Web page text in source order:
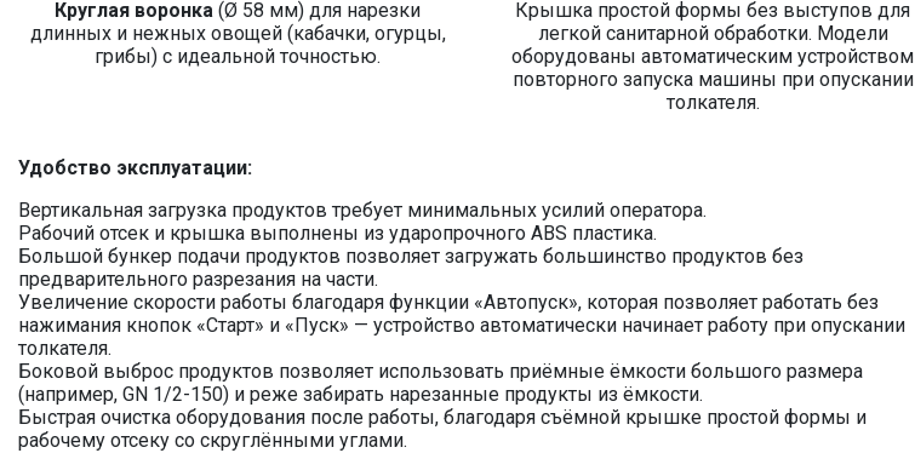
Круглая воронка (Ø 58 мм) для нарезки
длинных и нежных овощей (кабачки, огурцы,
грибы) с идеальной точностью.
Крышка простой формы без выступов для
легкой санитарной обработки. Модели
оборудованы автоматическим устройством
повторного запуска машины при опускании
толкателя.
Удобство эксплуатации:
Вертикальная загрузка продуктов требует минимальных усилий оператора.
Рабочий отсек и крышка выполнены из ударопрочного ABS пластика.
Большой бункер подачи продуктов позволяет загружать большинство продуктов без
предварительного разрезания на части.
Увеличение скорости работы благодаря функции «Автопуск», которая позволяет работать без
нажимания кнопок «Старт» и «Пуск» — устройство автоматически начинает работу при опускании
толкателя.
Боковой выброс продуктов позволяет использовать приёмные ёмкости большого размера
(например, GN 1/2-150) и реже забирать нарезанные продукты из ёмкости.
Быстрая очистка оборудования после работы, благодаря съёмной крышке простой формы и
рабочему отсеку со скруглёнными углами.